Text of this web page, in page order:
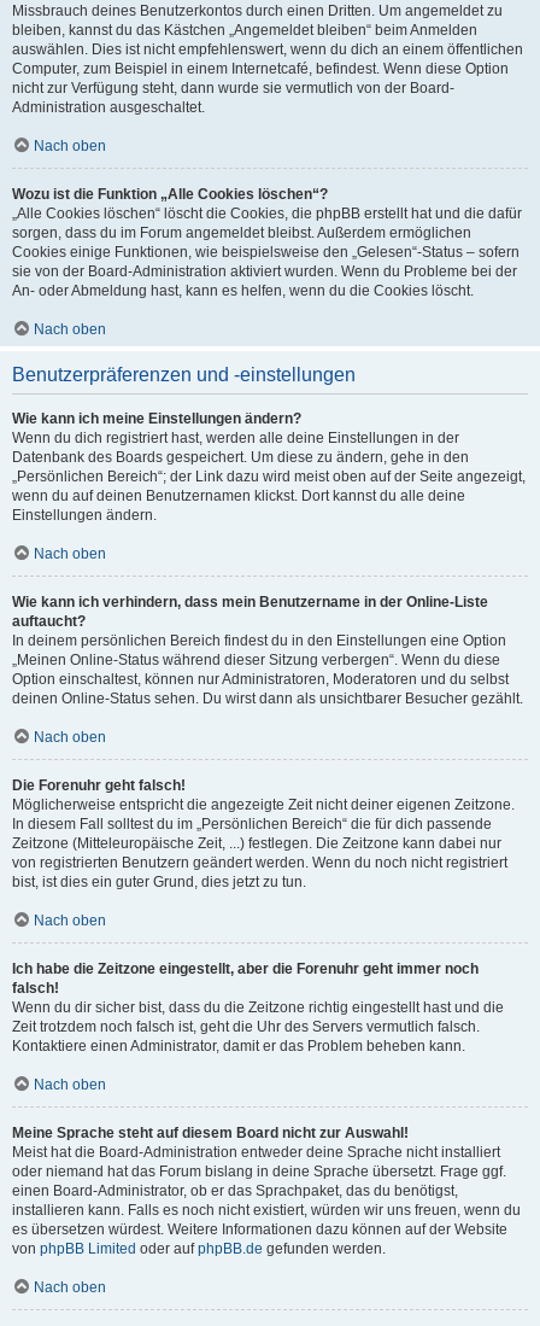
Missbrauch deines Benutzerkontos durch einen Dritten. Um angemeldet zu
bleiben, kannst du das Kästchen „Angemeldet bleiben“ beim Anmelden
auswählen. Dies ist nicht empfehlenswert, wenn du dich an einem öffentlichen
Computer, zum Beispiel in einem Internetcafé, befindest. Wenn diese Option
nicht zur Verfügung steht, dann wurde sie vermutlich von der Board-
Administration ausgeschaltet.
Nach oben
Wozu ist die Funktion „Alle Cookies löschen“?
„Alle Cookies löschen“ löscht die Cookies, die phpBB erstellt hat und die dafür
sorgen, dass du im Forum angemeldet bleibst. Außerdem ermöglichen
Cookies einige Funktionen, wie beispielsweise den „Gelesen“-Status – sofern
sie von der Board-Administration aktiviert wurden. Wenn du Probleme bei der
An- oder Abmeldung hast, kann es helfen, wenn du die Cookies löscht.
Nach oben
Benutzerpräferenzen und -einstellungen
Wie kann ich meine Einstellungen ändern?
Wenn du dich registriert hast, werden alle deine Einstellungen in der
Datenbank des Boards gespeichert. Um diese zu ändern, gehe in den
„Persönlichen Bereich“; der Link dazu wird meist oben auf der Seite angezeigt,
wenn du auf deinen Benutzernamen klickst. Dort kannst du alle deine
Einstellungen ändern.
Nach oben
Wie kann ich verhindern, dass mein Benutzername in der Online-Liste
auftaucht?
In deinem persönlichen Bereich findest du in den Einstellungen eine Option
„Meinen Online-Status während dieser Sitzung verbergen“. Wenn du diese
Option einschaltest, können nur Administratoren, Moderatoren und du selbst
deinen Online-Status sehen. Du wirst dann als unsichtbarer Besucher gezählt.
Nach oben
Die Forenuhr geht falsch!
Möglicherweise entspricht die angezeigte Zeit nicht deiner eigenen Zeitzone.
In diesem Fall solltest du im „Persönlichen Bereich“ die für dich passende
Zeitzone (Mitteleuropäische Zeit, ...) festlegen. Die Zeitzone kann dabei nur
von registrierten Benutzern geändert werden. Wenn du noch nicht registriert
bist, ist dies ein guter Grund, dies jetzt zu tun.
Nach oben
Ich habe die Zeitzone eingestellt, aber die Forenuhr geht immer noch
falsch!
Wenn du dir sicher bist, dass du die Zeitzone richtig eingestellt hast und die
Zeit trotzdem noch falsch ist, geht die Uhr des Servers vermutlich falsch.
Kontaktiere einen Administrator, damit er das Problem beheben kann.
Nach oben
Meine Sprache steht auf diesem Board nicht zur Auswahl!
Meist hat die Board-Administration entweder deine Sprache nicht installiert
oder niemand hat das Forum bislang in deine Sprache übersetzt. Frage ggf.
einen Board-Administrator, ob er das Sprachpaket, das du benötigst,
installieren kann. Falls es noch nicht existiert, würden wir uns freuen, wenn du
es übersetzen würdest. Weitere Informationen dazu können auf der Website
von phpBB Limited oder aufphpBB.de gefunden werden.
Nach oben